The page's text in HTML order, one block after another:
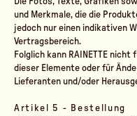
und Merkmale, die die
jedoch nur einen indikativen
Vertragsbereich.
Folglich kann RAINETTE
dieser Elemente oder für
Lieferanten und/oder
Artikel 5 - Bestellung